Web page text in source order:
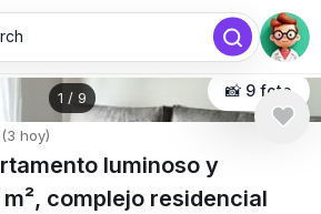
1 / 9 📸 9 foto
hoy)
luminoso y
complejo residencial